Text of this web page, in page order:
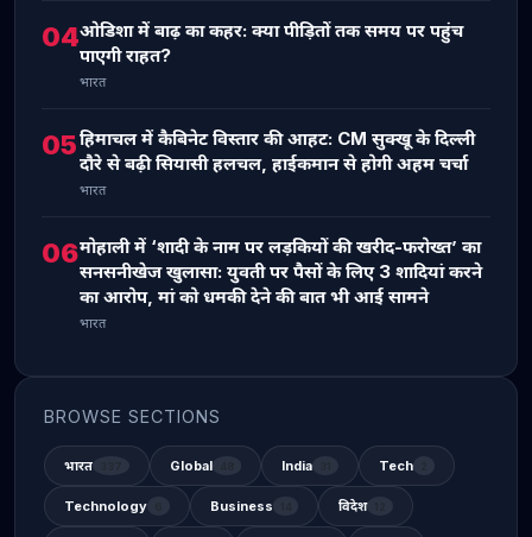
04ओडिशा में बाढ़ का कहर: क्या पीड़ितों तक समय पर पहुंच
पाएगी राहत?
भारत
05हिमाचल में कैबिनेट विस्तार की आहट: CM सुक्खू के दिल्ली
दौरे से बढ़ी सियासी हलचल, हाईकमान से होगी अहम चर्चा
भारत
06मोहाली में ‘शादी के नाम पर लड़कियों की खरीद-फरोख्त’ का
सनसनीखेज खुलासा: युवती पर पैसों के लिए 3 शादियां करने
का आरोप, मां को धमकी देने की बात भी आई सामने
भारत
BROWSE SECTIONS
भारत Global India Tech
Technology Business विदेश